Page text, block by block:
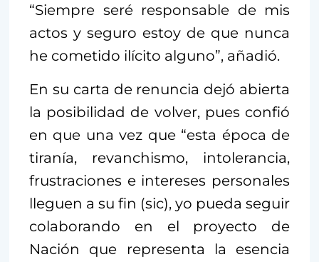
“Siempre seré responsable de mis
actos y seguro estoy de que nunca
he cometido ilícito alguno”, añadió.
En su carta de renuncia dejó abierta
la posibilidad de volver, pues confió
en que una vez que “esta época de
tiranía, revanchismo, intolerancia,
frustraciones e intereses personales
lleguen a su fin (sic), yo pueda seguir
colaborando en el proyecto de
Nación que representa la esencia